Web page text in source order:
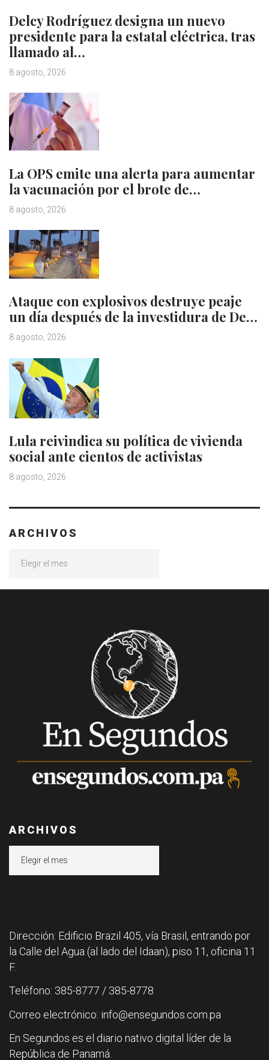
Delcy Rodríguez designa un nuevo
presidente para la estatal eléctrica, tras
llamado al…
8 agosto, 2026
La OPS emite una alerta para aumentar
la vacunación por el brote de…
8 agosto, 2026
Ataque con explosivos destruye peaje
un día después de la investidura de De…
8 agosto, 2026
Lula reivindica su política de vivienda
social ante cientos de activistas
8 agosto, 2026
ARCHIVOS
ARCHIVOS
Dirección: Edificio Brazil 405, vía Brasil, entrando por
la Calle del Agua (al lado del Idaan), piso 11, oficina 11
F.
Teléfono: 385-8777 / 385-8778
Correo electrónico: info@ensegundos.com.pa
En Segundos es el diario nativo digital líder de la
República de Panamá.